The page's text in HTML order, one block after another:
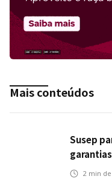
Mais conteúdos
Susep
2 min